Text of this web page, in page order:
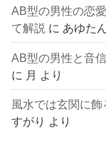
AB型の男性の恋
て解説 に あゆた
AB型の男性と音
に 月 より
風水では玄関に飾
すがり より